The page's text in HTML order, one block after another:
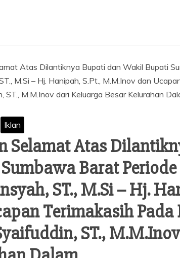
Iklan
Selamat Atas
Barat
ST., M.Si – Hj.
Terimakasih
ST.,